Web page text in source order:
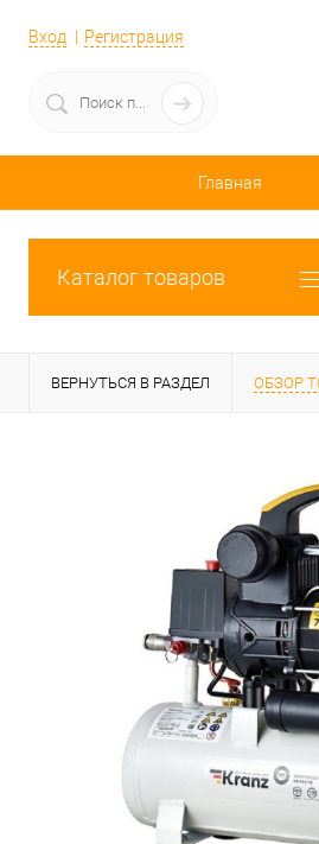
Вход Регистрация
Главная
Каталог товаров
ВЕРНУТЬСЯ В РАЗДЕЛ ОБЗОР